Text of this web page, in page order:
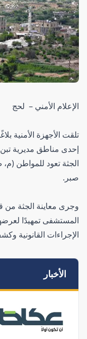
الإعلام الأمني – لحج
تلقت الأجهزة الأمنية
إحدى مناطق مديرية تبن،
صبر.
وجرى معاينة الجثة من
المستشفى تمهيدًا
الإجراءات القانونية
الأخبار